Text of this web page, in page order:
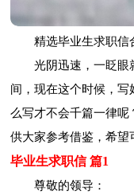
精选毕业生求职信
光阴迅速，一眨眼
间，现在这个时候，
么写才不会千篇一律呢
供大家参考借鉴，希望
毕业生求职信 篇1
尊敬的领导：